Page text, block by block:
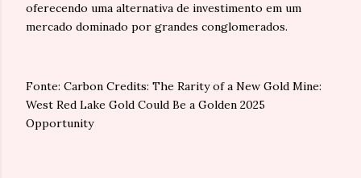
oferecendo uma alternativa de investimento em um
mercado dominado por grandes conglomerados.
Fonte: Carbon Credits: The Rarity of a New Gold Mine:
West Red Lake Gold Could Be a Golden 2025
Opportunity